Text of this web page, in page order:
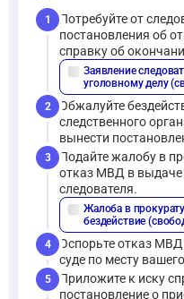
1
Потребуйте от
постановления об
справку об
Заявление
уголовному делу
2
Обжалуйте
следственного
вынести
3
Подайте жалобу в
отказ МВД в выдаче
следователя.
Жалоба в
бездействие
4
Оспорьте отказ
суде по месту
5
Приложите к иску
постановление о